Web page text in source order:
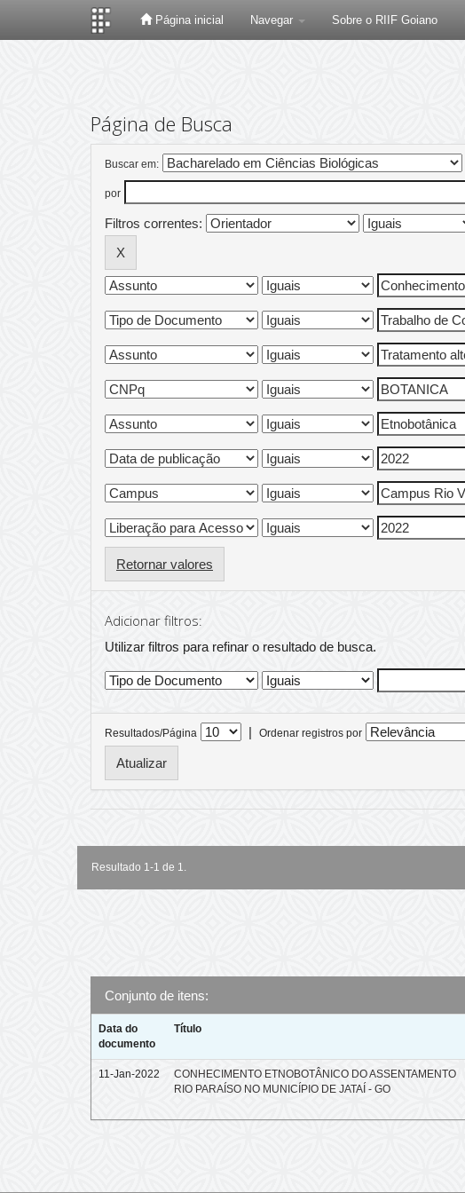
Página inicial Navegar Sobre o RIIF Goiano
Página de Busca
Buscar em:
por
Filtros correntes:
Retornar valores
Adicionar filtros:
Utilizar filtros para refinar o resultado de busca.
Resultados/Página | Ordenar registros por
Resultado 1-1 de 1.
Conjunto de itens:
Data do
documento
Título
11-Jan-2022
CONHECIMENTO ETNOBOTÂNICO DO ASSENTAMENTO
RIO PARAÍSO NO MUNICÍPIO DE JATAÍ - GO